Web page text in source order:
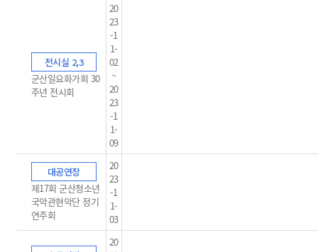
전시실 2,3
군산일요화가회 30
주년 전시회
20
23
-1
1-
02
~
20
23
-1
1-
09
대공연장
제17회 군산청소년
국악관현악단 정기
연주회
20
23
-1
1-
03
20